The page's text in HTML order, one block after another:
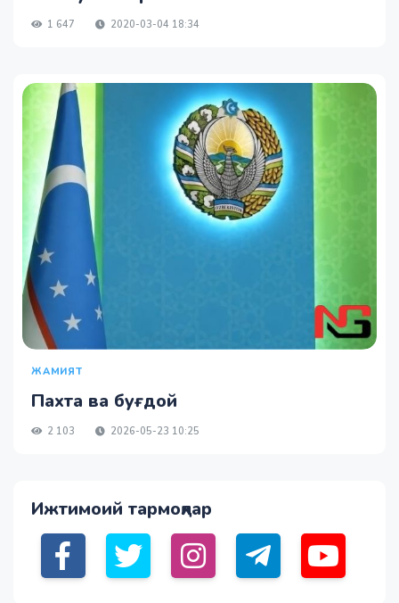
1 647 2020-03-04 18:34
ЖАМИЯТ
Пахта ва буғдой
2 103 2026-05-23 10:25
Ижтимоий тармоқлар